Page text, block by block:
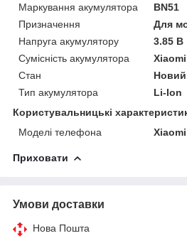
Маркування акумулятора
BN51
Призначення
Для
Напруга акумулятору
3.85 В
Сумісність акумулятора
Xiaomi
Стан
Новий
Тип акумулятора
Li-Ion
Користувальницькі
Моделі телефона
Приховати
Умови доставки
Нова Пошта